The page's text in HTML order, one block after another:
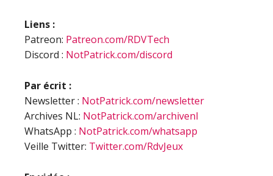
Liens :
Patreon: Patreon.com/RDVTech
Discord : NotPatrick.com/discord
Par écrit :
Newsletter : NotPatrick.com/newsletter
Archives NL: NotPatrick.com/archivenl
WhatsApp : NotPatrick.com/whatsapp
Veille Twitter: Twitter.com/RdvJeux